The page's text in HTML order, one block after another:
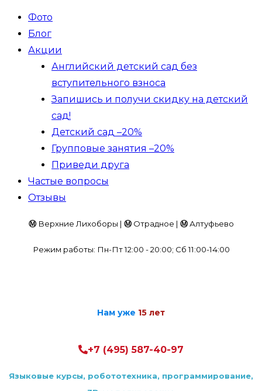
Фото
Блог
Акции
Английский детский сад без
вступительного взноса
Запишись и получи скидку на детский
сад!
Детский сад –20%
Групповые занятия –20%
Приведи друга
Частые вопросы
Отзывы
ⓂВерхние Лихоборы | ⓂОтрадное | ⓂАлтуфьево
Режим работы: Пн-Пт 12:00 - 20:00; Сб 11:00-14:00
Нам уже 15 лет
+7 (495) 587-40-97
Языковые курсы, робототехника, программирование,